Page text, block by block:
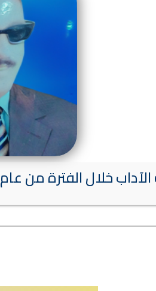
عام 1995 وحتى عام 1997 وكان أستاذاً للتاريخ الإسلامي